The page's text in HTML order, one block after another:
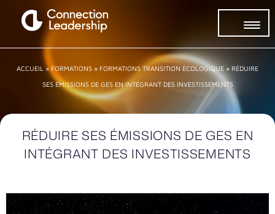
ACCUEIL » FORMATIONS » FORMATIONS TRANSITION ÉCOLOGIQUE» RÉDUIRE
SES ÉMISSIONS DE GES EN INTÉGRANT DES INVESTISSEMENTS
RÉDUIRE SES ÉMISSIONS DE GES EN
INTÉGRANT DES INVESTISSEMENTS